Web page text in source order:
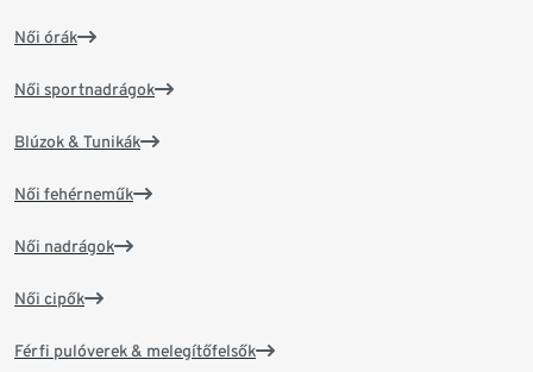
Női órák
Női sportnadrágok
Blúzok & Tunikák
Női fehérneműk
Női nadrágok
Női cipők
Férfi pulóverek & melegítőfelsők